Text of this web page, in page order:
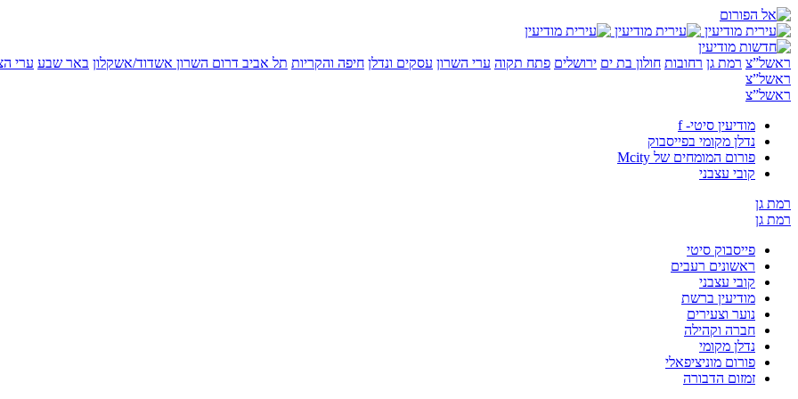
ראשל”צ רמת גן רחובות חולון בת ים ירושלים פתח תקוה ערי השרון עסקים ונדלן חיפה והקריות תל אביב דרום השרון אשדוד/אשקלון באר שבע ערי
ראשל”צ
ראשל”צ
מודיעין סיטי- f
נדלן מקומי בפייסבוק
פורום המומחים של Mcity
קובי עצבני
רמת גן
רמת גן
פייסבוק סיטי
ראשונים רעבים
קובי עצבני
מודיעין ברשת
נוער וצעירים
חברה וקהילה
נדלן מקומי
פורום מוניציפאלי
זמזום הדבורה